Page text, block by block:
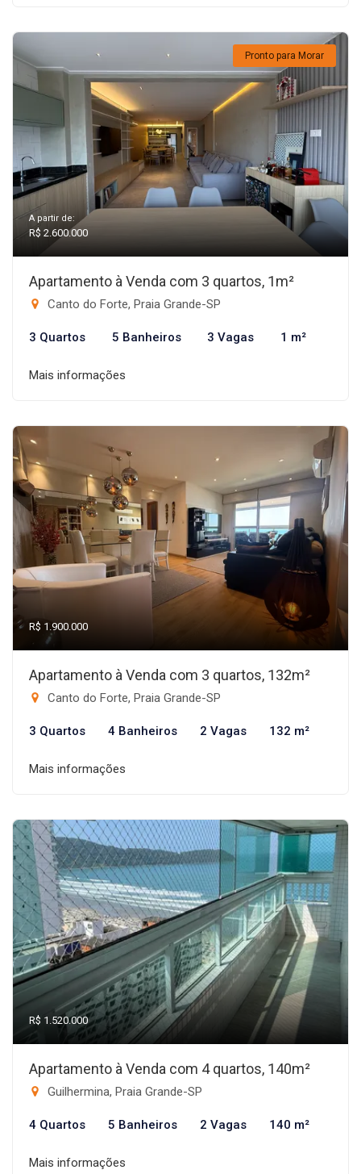
Pronto para Morar
A partir de:
R$ 2.600.000
Apartamento à Venda com 3 quartos, 1m²
Canto do Forte, Praia Grande-SP
3 Quartos 5 Banheiros 3 Vagas 1 m²
Mais informações
R$ 1.900.000
Apartamento à Venda com 3 quartos, 132m²
Canto do Forte, Praia Grande-SP
3 Quartos 4 Banheiros 2 Vagas 132 m²
Mais informações
R$ 1.520.000
Apartamento à Venda com 4 quartos, 140m²
Guilhermina, Praia Grande-SP
4 Quartos 5 Banheiros 2 Vagas 140 m²
Mais informações